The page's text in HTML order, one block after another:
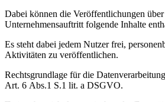
Dabei können die Veröffentlichungen über
Unternehmensauftritt folgende Inhalte
Es steht dabei jedem Nutzer frei,
Aktivitäten zu veröffentlichen.
Rechtsgrundlage für die
Art. 6 Abs.1 S.1 lit. a DSGVO.